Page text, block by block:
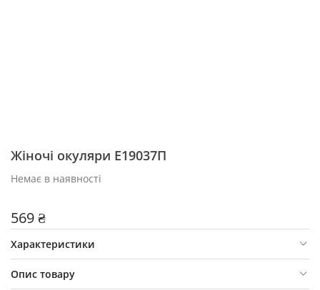
Жіночі окуляри E19037П
Немає в наявності
569 ₴
Характеристики
Опис товару